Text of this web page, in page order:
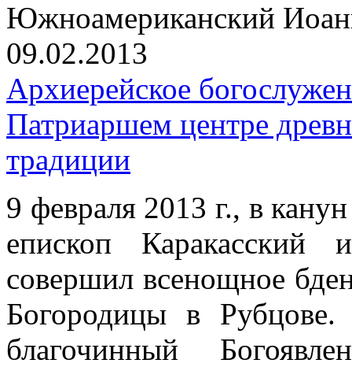
Южноамериканский
09.02.2013
Архиерейское
Патриаршем центре
традиции
9 февраля 2013 г., в
епископ
совершил всенощное
Богородицы в
благочинный